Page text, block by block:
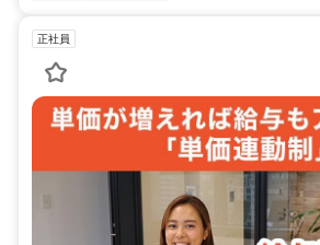
正社員